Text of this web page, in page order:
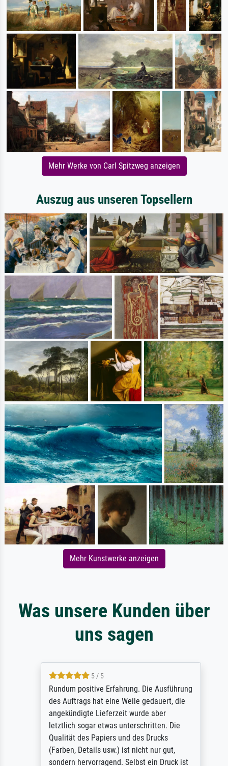
Mehr Werke von Carl Spitzweg anzeigen
Auszug aus unseren Topsellern
Mehr Kunstwerke anzeigen
Was unsere Kunden über
uns sagen
5 / 5
Rundum positive Erfahrung. Die Ausführung
des Auftrags hat eine Weile gedauert, die
angekündigte Lieferzeit wurde aber
letztlich sogar etwas unterschritten. Die
Qualität des Papiers und des Drucks
(Farben, Details usw.) ist nicht nur gut,
sondern hervorragend. Selbst ein Druck ist